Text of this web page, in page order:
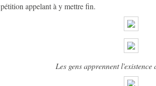
pétition appelant à y mettre fin.
Les gens apprennent l'existence